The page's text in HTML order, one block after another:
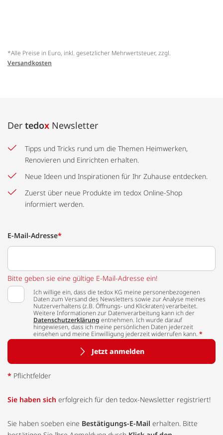
*Alle Preise in Euro, inkl. gesetzlicher Mehrwertsteuer, zzgl.
Versandkosten
Der tedox Newsletter
Tipps und Tricks rund um die Themen Heimwerken,
Renovieren und Einrichten erhalten.
Neue Ideen und Inspirationen für Ihr Zuhause entdecken.
Zuerst über neue Produkte im tedox Online-Shop
informiert werden.
E-Mail-Adresse*
Bitte geben sie eine gültige E-Mail-Adresse ein!
Ich willige ein, dass die tedox KG meine personenbezogenen
Daten zum Versand des Newsletters sowie zur Analyse meines
Nutzerverhaltens (z.B. Öffnungs- und Klickraten) verarbeitet.
Weitere Informationen zur Datenverarbeitung kann ich der
Datenschutzerklärung entnehmen. Ich wurde darauf
hingewiesen, dass ich meine persönlichen Daten jederzeit
einsehen und meine Einwilligung jederzeit widerrufen kann. *
Jetzt anmelden
* Pflichtfelder
Sie haben sich erfolgreich für den tedox-Newsletter registriert!
Sie haben soeben eine Bestätigungs-E-Mail erhalten. Bitte